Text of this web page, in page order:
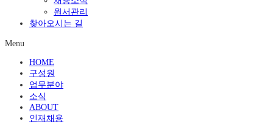
원서관리
찾아오시는 길
Menu
HOME
구성원
업무분야
소식
ABOUT
인재채용